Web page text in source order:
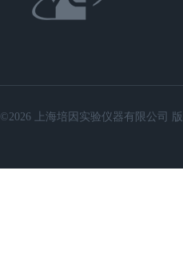
©2026 上海培因实验仪器有限公司 版